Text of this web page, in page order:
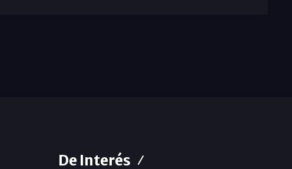
De Interés